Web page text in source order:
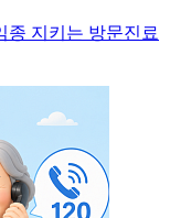
종 지키는 방문진료